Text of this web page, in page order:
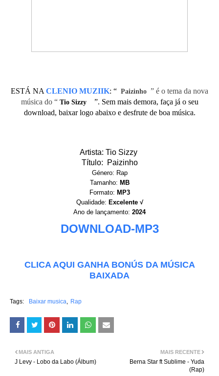
ESTÁ NA CLENIO MUZIIK: “ Paizinho ” é o tema da nova
música do “ Tio Sizzy
”. Sem mais demora, faça já o seu
download, baixar logo abaixo e desfrute de boa música.
Artista: Tio Sizzy
Título: Paizinho
Género: Rap
Tamanho: MB
Formato: MP3
Qualidade: Excelente √
Ano de lançamento: 2024
DOWNLOAD-MP3
CLICA AQUI GANHA BONÚS DA MÚSICA
BAIXADA
Tags: Baixar musica Rap
MAIS RECENTE
Berna Star ft Sublime - Yuda
(Rap)
MAIS ANTIGA
J Levy - Lobo da Labo (Álbum)